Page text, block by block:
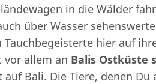
in die Wälder
über Wasser
Tauchbegeisterte hier auf
vor allem an Balis Ostküste
Bali. Die Tiere, denen Du